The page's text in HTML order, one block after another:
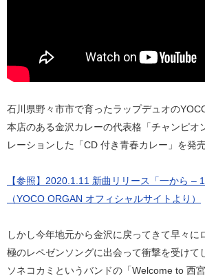
石川県野々市市で育ったラップデュオの
本店のある金沢カレーの代表格「チャンピオ
レーションした「CD 付き青春カレー」を発
【参照】2020.1.11 新曲リリース「一から –
（YOCO ORGAN オフィシャルサイトより）
しかし今年地元から金沢に戻ってきて早々に
極のレペゼンソングに出会って衝撃を受けて
ソネコカミというバンドの「Welcome to 西